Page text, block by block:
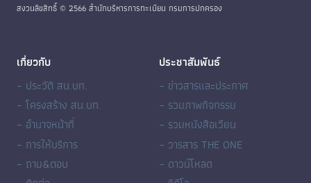
สงวนลิขสิทธิ์ © 2566 สำนักบริหารการทะเบียน กรมการปกครอง
เกี่ยวกับ
– ประวัติ สน.บท.
– โครงสร้าง สน.บท.
– อำนาจหน้าที่
– การให้บริการ
– ถาม&ตอบ
ประชาสัมพันธ์
– ข่าวสารและประกาศ
– รวมภาพกิจกรรม
– รวมหนังสือเวียน
– วารสาร THE ONE
– ดาวน์โหลด